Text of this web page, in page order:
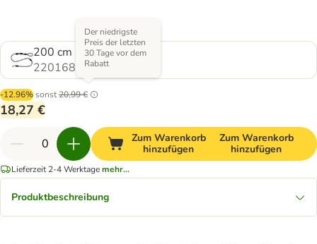
200 cm lang, schwarz
2201685.1
-12.96%sonst20,99 €
Der niedrigste
Preis der letzten
30 Tage vor dem
Rabatt
18,27 €
Zum Warenkorb
hinzufügen
Zum Warenkorb
hinzufügen
Lieferzeit 2-4 Werktagemehr...
Produktbeschreibung